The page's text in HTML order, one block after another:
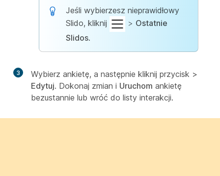
Jeśli wybierzesz nieprawidłowy
Slido, kliknij
> Ostatnie
Slidos.
3 Wybierz ankietę, a następnie kliknij przycisk >
Edytuj. Dokonaj zmian i Uruchom ankietę
bezustannie lub wróć do listy interakcji.